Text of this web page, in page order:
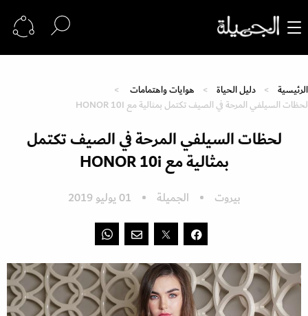
الرئيسية دليل الحياة
هوايات واهتمامات
لحظات السيلفي المرحة في الصيف تكتمل بمثالية مع HONOR 10I
لحظات السيلفي المرحة في الصيف تكتمل
بمثالية مع HONOR 10i
بيروت الجميلة 01 يوليو 2019